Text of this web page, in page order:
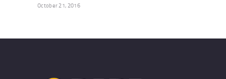
October 21, 2016